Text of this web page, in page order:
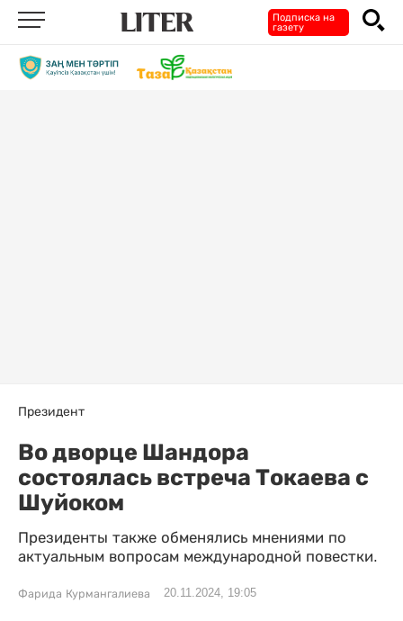
Подписка на
газету
Президент
Во дворце Шандора
состоялась встреча Токаева с
Шуйоком
Президенты также обменялись мнениями по
актуальным вопросам международной повестки.
Фарида Курмангалиева 20.11.2024, 19:05